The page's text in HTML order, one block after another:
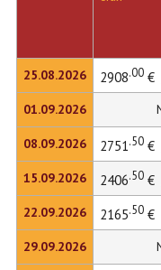
25.08.2026
01.09.2026
08.09.2026
15.09.2026
22.09.2026
29.09.2026
2908.00€
2751.50€
2406.50€
2165.50€